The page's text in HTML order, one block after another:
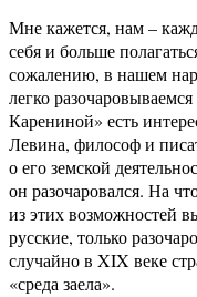
Мне кажется, нам –
себя и больше
сожалению, в нашем
легко
Карениной» есть
Левина, философ и
о его земской
он разочаровался. На
из этих возможностей
русские, только
случайно в XIX веке
«среда заела».